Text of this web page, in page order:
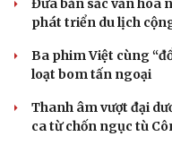
phát triển du lịch
Ba phim Việt cùng
loạt bom tấn ngoại
Thanh âm vượt đại
ca từ chốn ngục tù